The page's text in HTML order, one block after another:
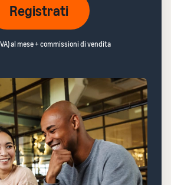
Registrati
al mese + commissioni di vendita